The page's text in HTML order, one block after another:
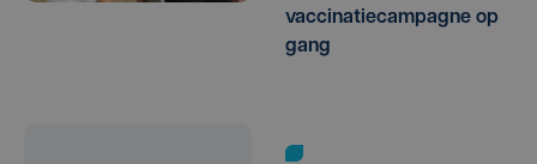
vaccinatiecampagne op
gang